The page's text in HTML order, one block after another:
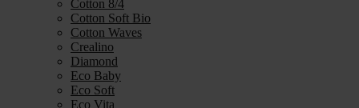
Cotton 8/4
Cotton Soft Bio
Cotton Waves
Crealino
Diamond
Eco Baby
Eco Soft
Eco Vita